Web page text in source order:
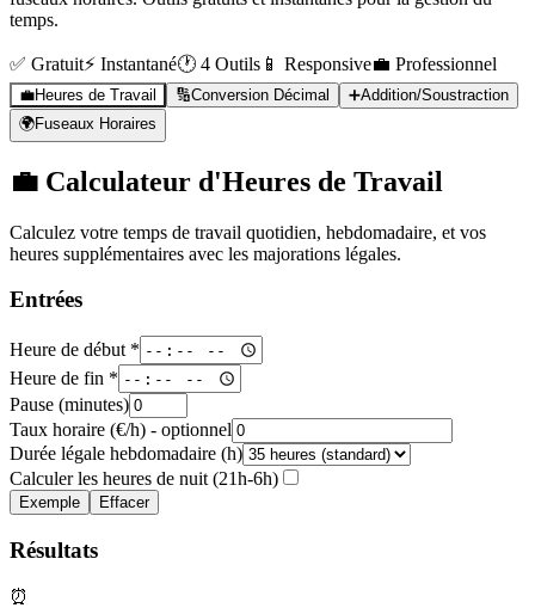
temps.
✅ Gratuit⚡ Instantané🕐 4 Outils 📱 Responsive💼 Professionnel
💼Heures de Travail 🔢Conversion Décimal ➕Addition/Soustraction
🌍Fuseaux Horaires
💼 Calculateur d'Heures de Travail
Calculez votre temps de travail quotidien, hebdomadaire, et vos
heures supplémentaires avec les majorations légales.
Entrées
Heure de début *
Heure de fin *
Pause (minutes)
Taux horaire (€/h) - optionnel
Durée légale hebdomadaire (h)
Calculer les heures de nuit (21h-6h)
Exemple Effacer
Résultats
⏰